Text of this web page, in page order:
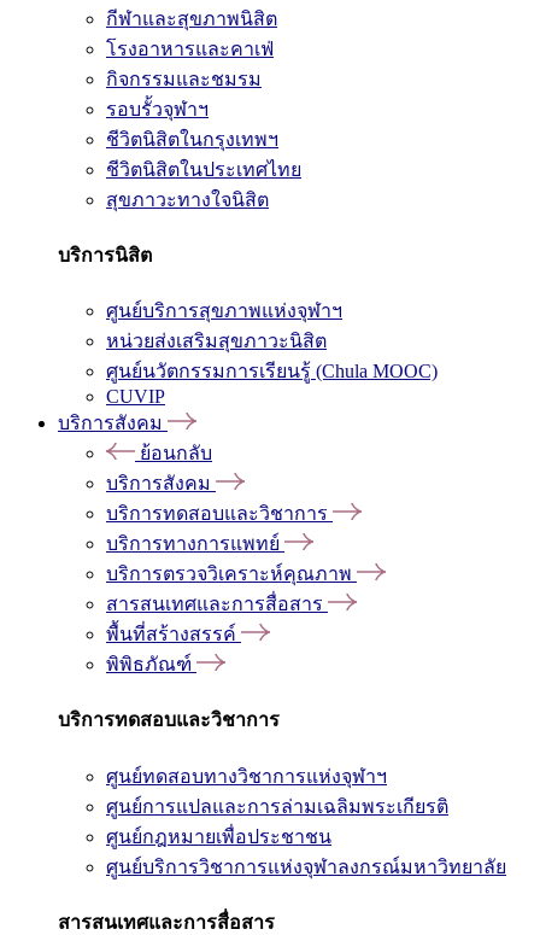
กีฬาและสุขภาพนิสิต
โรงอาหารและคาเฟ่
กิจกรรมและชมรม
รอบรั้วจุฬาฯ
ชีวิตนิสิตในกรุงเทพฯ
ชีวิตนิสิตในประเทศไทย
สุขภาวะทางใจนิสิต
บริการนิสิต
ศูนย์บริการสุขภาพแห่งจุฬาฯ
หน่วยส่งเสริมสุขภาวะนิสิต
ศูนย์นวัตกรรมการเรียนรู้ (Chula MOOC)
CUVIP
บริการสังคม
ย้อนกลับ
บริการสังคม
บริการทดสอบและวิชาการ
บริการทางการแพทย์
บริการตรวจวิเคราะห์คุณภาพ
สารสนเทศและการสื่อสาร
พื้นที่สร้างสรรค์
พิพิธภัณฑ์
บริการทดสอบและวิชาการ
ศูนย์ทดสอบทางวิชาการแห่งจุฬาฯ
ศูนย์การแปลและการล่ามเฉลิมพระเกียรติ
ศูนย์กฎหมายเพื่อประชาชน
ศูนย์บริการวิชาการแห่งจุฬาลงกรณ์มหาวิทยาลัย
สารสนเทศและการสื่อสาร